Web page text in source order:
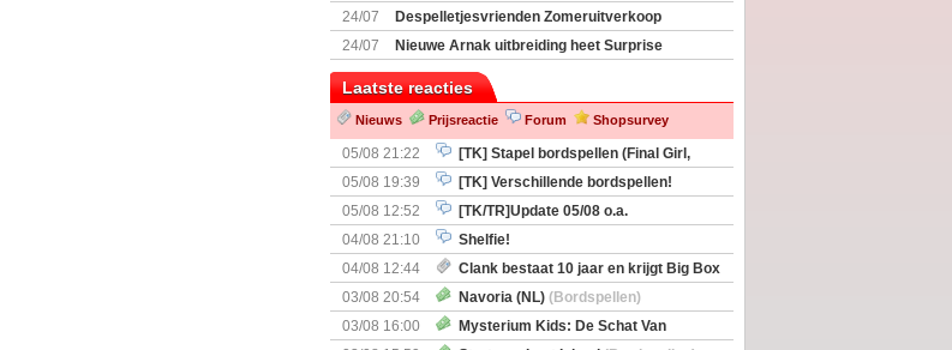
Boardgamegeek
24/07
Despelletjesvrienden Zomeruitverkoop
weekend van start
24/07
Nieuwe Arnak uitbreiding heet Surprise
Laatste reacties
Nieuws Prijsreactie Forum Shopsurvey
05/08 21:22
[TK] Stapel bordspellen (Final Girl,
Nemesis Retaliation, Zombicide Invader)
05/08 19:39
[TK] Verschillende bordspellen!
05/08 12:52
[TK/TR]Update 05/08 o.a.
Prijsverlagingen, Imperium Horizons, 20 Strong
04/08 21:10
Shelfie!
04/08 12:44
Clank bestaat 10 jaar en krijgt Big Box
+ nieuwe uitbreiding
03/08 20:54 Navoria (NL) (Bordspellen)
03/08 16:00
Mysterium Kids: De Schat Van